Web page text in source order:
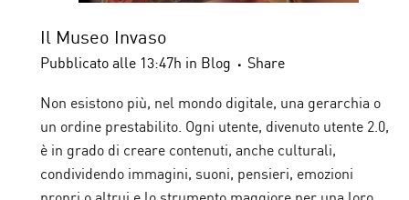
Il Museo Invaso
Pubblicato alle 13:47h in Blog Share
Non esistono più, nel mondo digitale, una gerarchia o
un ordine prestabilito. Ogni utente, divenuto utente 2.0,
è in grado di creare contenuti, anche culturali,
condividendo immagini, suoni, pensieri, emozioni